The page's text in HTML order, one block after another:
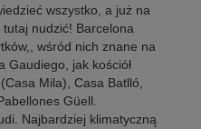
wszystko, a już na
nudzić! Barcelona
wśród nich znane na
Gaudiego, jak kościół
Mila), Casa Batlló,
Güell.
Najbardziej klimatyczną